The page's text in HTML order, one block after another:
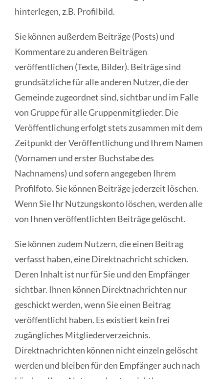
hinterlegen, z.B. Profilbild.
Sie können außerdem Beiträge (Posts) und
Kommentare zu anderen Beiträgen
veröffentlichen (Texte, Bilder). Beiträge sind
grundsätzliche für alle anderen Nutzer, die der
Gemeinde zugeordnet sind, sichtbar und im Falle
von Gruppe für alle Gruppenmitglieder. Die
Veröffentlichung erfolgt stets zusammen mit dem
Zeitpunkt der Veröffentlichung und Ihrem Namen
(Vornamen und erster Buchstabe des
Nachnamens) und sofern angegeben Ihrem
Profilfoto. Sie können Beiträge jederzeit löschen.
Wenn Sie Ihr Nutzungskonto löschen, werden alle
von Ihnen veröffentlichten Beiträge gelöscht.
Sie können zudem Nutzern, die einen Beitrag
verfasst haben, eine Direktnachricht schicken.
Deren Inhalt ist nur für Sie und den Empfänger
sichtbar. Ihnen können Direktnachrichten nur
geschickt werden, wenn Sie einen Beitrag
veröffentlicht haben. Es existiert kein frei
zugängliches Mitgliederverzeichnis.
Direktnachrichten können nicht einzeln gelöscht
werden und bleiben für den Empfänger auch nach